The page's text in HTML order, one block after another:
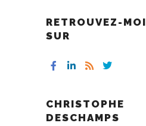
RETROUVEZ-MOI
SUR
CHRISTOPHE
DESCHAMPS